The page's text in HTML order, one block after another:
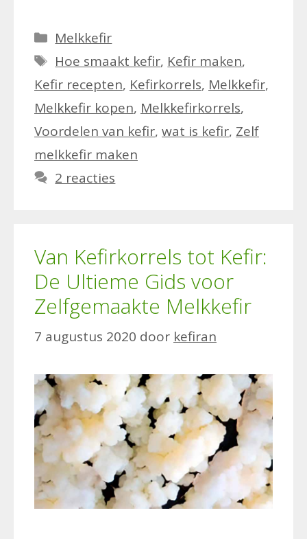
Categorieën
Melkkefir
Tags
Hoe smaakt kefir, Kefir maken,
Kefir recepten, Kefirkorrels, Melkkefir,
Melkkefir kopen, Melkkefirkorrels,
Voordelen van kefir, wat is kefir, Zelf
melkkefir maken
2 reacties
Van Kefirkorrels tot Kefir:
De Ultieme Gids voor
Zelfgemaakte Melkkefir
7 augustus 2020 door kefiran